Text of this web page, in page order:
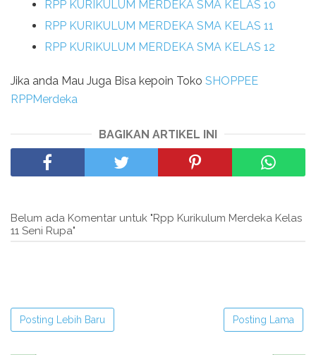
RPP KURIKULUM MERDEKA SMA KELAS 10
RPP KURIKULUM MERDEKA SMA KELAS 11
RPP KURIKULUM MERDEKA SMA KELAS 12
Jika anda Mau Juga Bisa kepoin Toko SHOPPEE
RPPMerdeka
BAGIKAN ARTIKEL INI
Belum ada Komentar untuk "Rpp Kurikulum Merdeka Kelas
11 Seni Rupa"
Posting Lebih Baru Posting Lama